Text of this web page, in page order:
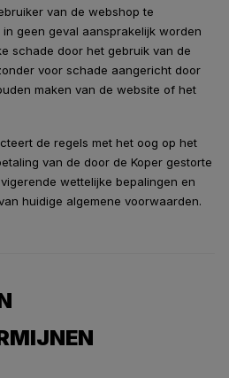
van de webshop te
geen geval aansprakelijk worden
schade door het gebruik van de
voor schade aangericht door
maken van de website of het
de regels met het oog op het
van de door de Koper gestorte
wettelijke bepalingen en
huidige algemene voorwaarden.